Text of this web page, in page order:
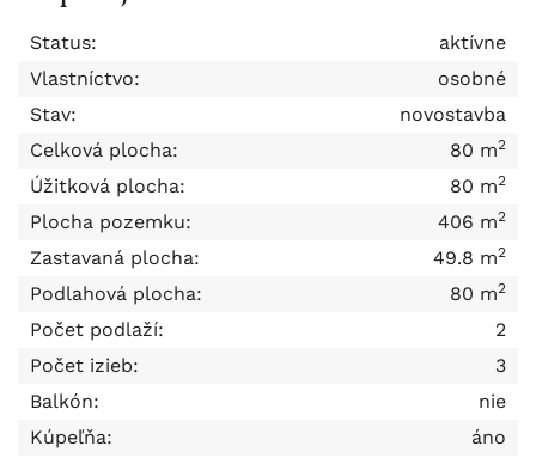
Status:
aktívne
Vlastníctvo:
osobné
Stav:
novostavba
Celková plocha:
80 m2
Úžitková plocha: 80 m2
Plocha pozemku: 406 m2
Zastavaná plocha: 49.8 m2
Podlahová plocha: 80 m2
Počet podlaží:
2
Počet izieb:
3
Balkón:
nie
Kúpeľňa:
áno